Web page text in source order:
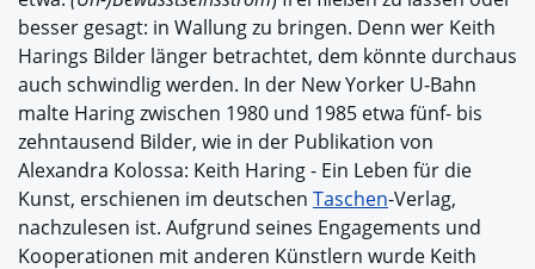
besser gesagt: in Wallung zu bringen. Denn wer Keith
Harings Bilder länger betrachtet, dem könnte durchaus
auch schwindlig werden. In der New Yorker U-Bahn
malte Haring zwischen 1980 und 1985 etwa fünf- bis
zehntausend Bilder, wie in der Publikation von
Alexandra Kolossa: Keith Haring - Ein Leben für die
Kunst, erschienen im deutschen Taschen-Verlag,
nachzulesen ist. Aufgrund seines Engagements und
Kooperationen mit anderen Künstlern wurde Keith